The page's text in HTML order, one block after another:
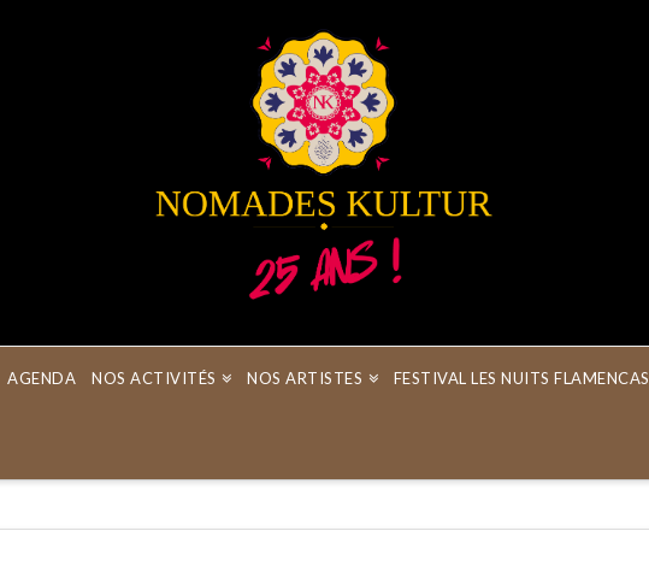
AGENDA NOS ACTIVITÉS NOS ARTISTES FESTIVAL LES NUITS FLAMENCAS